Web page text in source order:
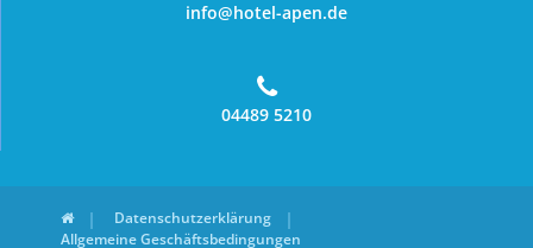
info@hotel-apen.de
04489 5210
Datenschutzerklärung
Allgemeine Geschäftsbedingungen